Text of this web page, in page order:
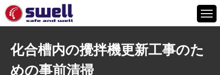
6つの特徴
サービスメニュー
化合槽内の攪拌機更新工事のた
めの事前清掃